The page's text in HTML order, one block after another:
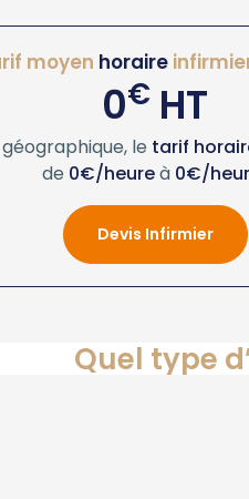
moyen horaire
0€ HT
le tarif
de 0€/heureà 0€/
Devis Infirmier
Quel type